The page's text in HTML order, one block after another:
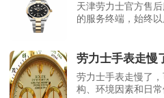
天津劳力士官方售
的服务终端，始终以
劳力士手表走慢
劳力士手表走慢了
构、环境因素和日常